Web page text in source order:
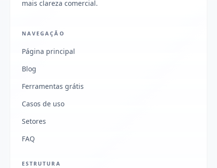
mais clareza comercial.
NAVEGAÇÃO
Página principal
Blog
Ferramentas grátis
Casos de uso
Setores
FAQ
ESTRUTURA